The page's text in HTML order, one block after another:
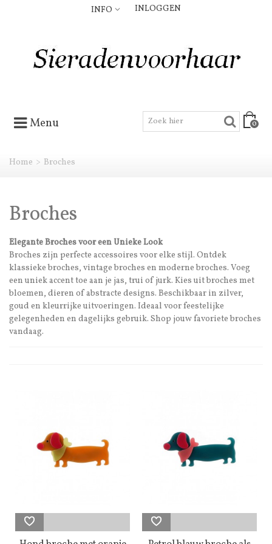
INFO INLOGGEN
Menu 0
Home > Broches
Broches
Elegante Broches voor een Unieke Look
Broches zijn perfecte accessoires voor elke stijl. Ontdek
klassieke broches, vintage broches en moderne broches. Voeg
een uniek accent toe aan je jas, trui of jurk. Kies uit broches met
bloemen, dieren of abstracte designs. Beschikbaar in zilver,
goud en kleurrijke uitvoeringen. Ideaal voor feestelijke
gelegenheden en dagelijks gebruik. Shop jouw favoriete broches
vandaag.